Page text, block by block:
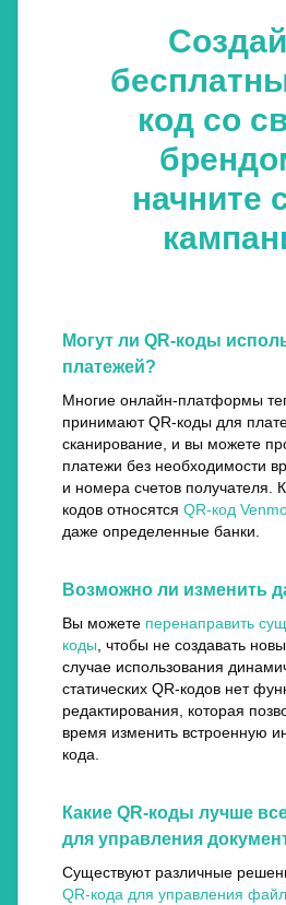
код со
начните
Могут ли QR-коды
платежей?
Многие онлайн-платформы
принимают QR-коды для
сканирование, и вы можете
платежи без необходимости
и номера счетов получателя.
кодов относятся QR-код
даже определенные банки.
Возможно ли изменить
Вы можете перенаправить
коды , чтобы не создавать
случае использования
статических QR-кодов нет
редактирования, которая
время изменить встроенную
кода.
Какие QR-коды лучше
для управления
Существуют различные
QR-кода для управления